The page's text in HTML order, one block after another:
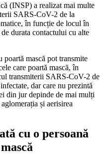
(INSP) a realizat mai multe
SARS-CoV-2 de la
în funcție de locul în
durata contactului cu alte
poartă mască pot transmite
care poartă mască, în
transmiterii SARS-CoV-2 de
dar care nu prezintă
din jur depinde de mai mulți
și aerisirea
cu o persoană